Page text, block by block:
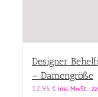
Designer
– Damengröße
12,95 € inkl. MwSt. -